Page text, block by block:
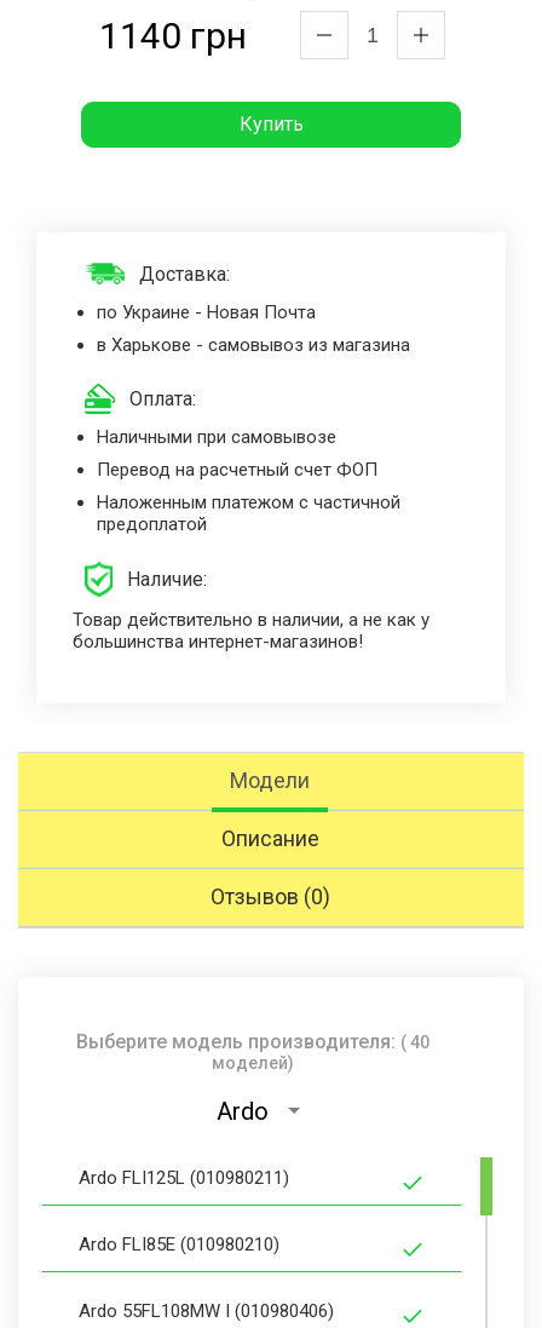
1140 грн
Купить
Доставка:
по Украине - Новая Почта
в Харькове - самовывоз из магазина
Оплата:
Наличными при самовывозе
Перевод на расчетный счет ФОП
Наложенным платежом с частичной
предоплатой
Наличие:
Товар действительно в наличии, а не как у
большинства интернет-магазинов!
Модели
Описание
Отзывов (0)
Выберите модель производителя: ( 40
моделей)
Ardo
Ardo FLI125L (010980211)
Ardo FLI85E (010980210)
Ardo 55FL108MW I (010980406)